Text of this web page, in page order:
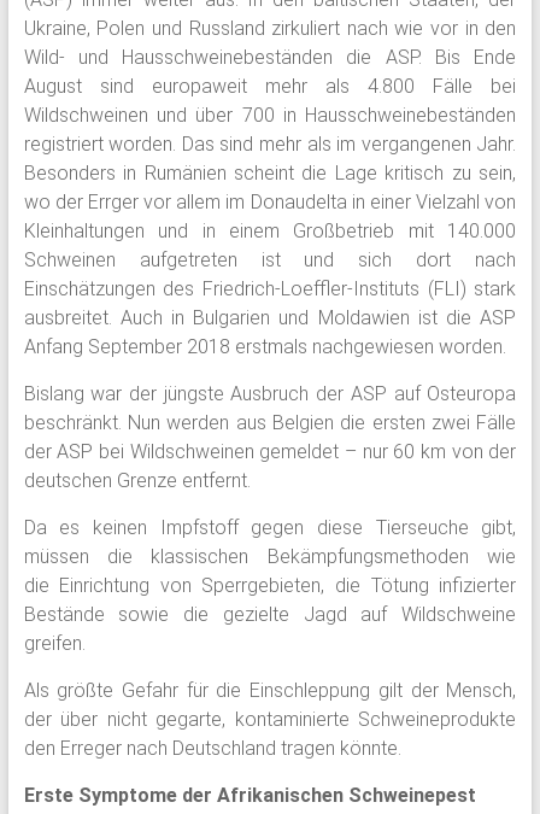
Ukraine, Polen und Russland zirkuliert nach wie vor in den
Wild- und Hausschweinebeständen die ASP. Bis Ende
August sind europaweit mehr als 4.800 Fälle bei
Wildschweinen und über 700 in Hausschweinebeständen
registriert worden. Das sind mehr als im vergangenen Jahr.
Besonders in Rumänien scheint die Lage kritisch zu sein,
wo der Errger vor allem im Donaudelta in einer Vielzahl von
Kleinhaltungen und in einem Großbetrieb mit 140.000
Schweinen aufgetreten ist und sich dort nach
Einschätzungen des Friedrich-Loeffler-Instituts (FLI) stark
ausbreitet. Auch in Bulgarien und Moldawien ist die ASP
Anfang September 2018 erstmals nachgewiesen worden.
Bislang war der jüngste Ausbruch der ASP auf Osteuropa
beschränkt. Nun werden aus Belgien die ersten zwei Fälle
der ASP bei Wildschweinen gemeldet – nur 60 km von der
deutschen Grenze entfernt.
Da es keinen Impfstoff gegen diese Tierseuche gibt,
müssen die klassischen Bekämpfungsmethoden wie
die Einrichtung von Sperrgebieten, die Tötung infizierter
Bestände sowie die gezielte Jagd auf Wildschweine
greifen.
Als größte Gefahr für die Einschleppung gilt der Mensch,
der über nicht gegarte, kontaminierte Schweineprodukte
den Erreger nach Deutschland tragen könnte.
Erste Symptome der Afrikanischen Schweinepest